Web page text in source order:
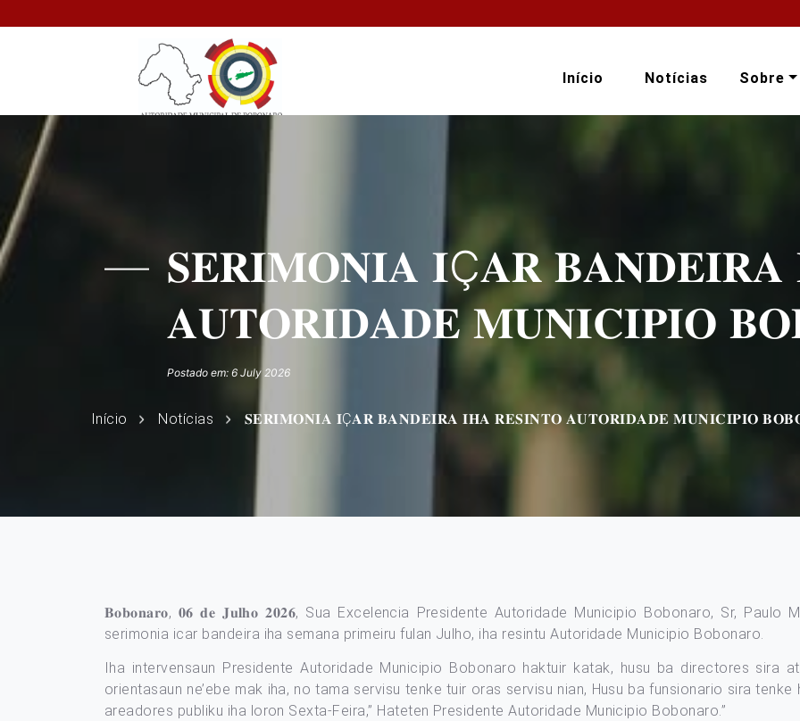
Início Notícias Sobre
𝐒𝐄𝐑𝐈𝐌𝐎𝐍𝐈𝐀 𝐈Ҫ𝐀𝐑 𝐁𝐀𝐍𝐃𝐄𝐈𝐑𝐀
𝐀𝐔𝐓𝐎𝐑𝐈𝐃𝐀𝐃𝐄 𝐌𝐔𝐍𝐈𝐂𝐈𝐏𝐈𝐎
Postado em: 6 July 2026
Início Notícias 𝐒𝐄𝐑𝐈𝐌𝐎𝐍𝐈𝐀 𝐈Ҫ𝐀𝐑 𝐁𝐀𝐍𝐃𝐄𝐈𝐑𝐀 𝐈𝐇𝐀 𝐑𝐄𝐒𝐈𝐍𝐓𝐎 𝐀𝐔𝐓𝐎𝐑𝐈𝐃𝐀𝐃𝐄 𝐌𝐔𝐍𝐈𝐂𝐈𝐏𝐈𝐎
𝐁𝐨𝐛𝐨𝐧𝐚𝐫𝐨, 𝟎𝟔 𝐝𝐞 𝐉𝐮𝐥𝐡𝐨 𝟐𝟎𝟐𝟔, Sua Excelencia Presidente Autoridade Municipio Bobonaro, Sr, Paulo
serimonia icar bandeira iha semana primeiru fulan Julho, iha resintu Autoridade Municipio Bobonaro.
Iha intervensaun Presidente Autoridade Municipio Bobonaro haktuir katak, husu ba directores sira
orientasaun ne’ebe mak iha, no tama servisu tenke tuir oras servisu nian, Husu ba funsionario sira
areadores publiku iha loron Sexta-Feira,” Hateten Presidente Autoridade Municipio Bobonaro.”